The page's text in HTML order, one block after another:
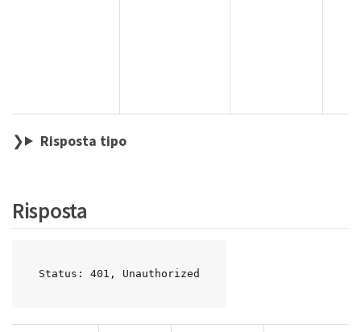
Risposta tipo
Risposta
Status: 401, Unauthorized